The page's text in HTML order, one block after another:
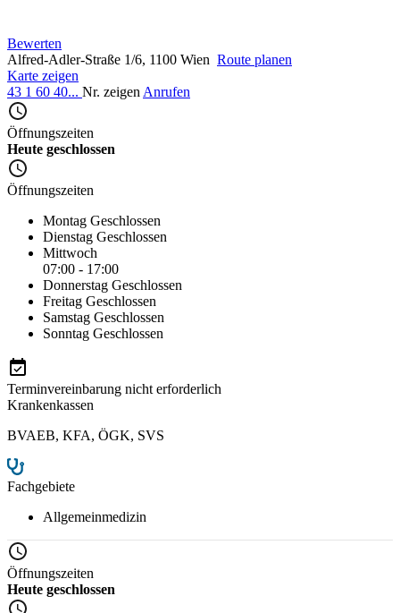
Bewerten
Alfred-Adler-Straße 1/6, 1100 Wien Route planen
Karte zeigen
43 1 60 40... Nr. zeigen Anrufen
Öffnungszeiten
Heute geschlossen
Öffnungszeiten
Montag Geschlossen
Dienstag Geschlossen
Mittwoch
07:00 - 17:00
Donnerstag Geschlossen
Freitag Geschlossen
Samstag Geschlossen
Sonntag Geschlossen
Terminvereinbarung nicht erforderlich
Krankenkassen
BVAEB, KFA, ÖGK, SVS
Fachgebiete
Allgemeinmedizin
Öffnungszeiten
Heute geschlossen